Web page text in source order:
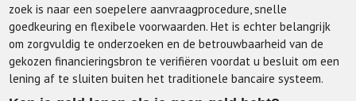
zoek is naar een soepelere aanvraagprocedure, snelle
goedkeuring en flexibele voorwaarden. Het is echter belangrijk
om zorgvuldig te onderzoeken en de betrouwbaarheid van de
gekozen financieringsbron te verifiëren voordat u besluit om een
lening af te sluiten buiten het traditionele bancaire systeem.